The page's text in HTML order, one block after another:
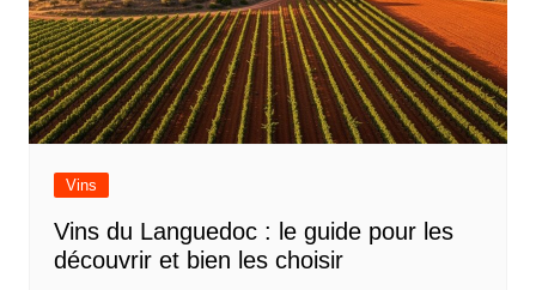
Vins
Vins du Languedoc : le guide pour les
découvrir et bien les choisir